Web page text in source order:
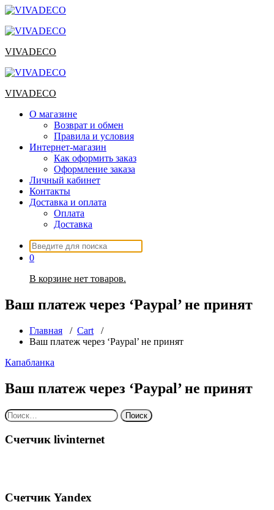
Перейти
содержимому
VIVADECO
VIVADECO
О магазине
Возврат и обмен
Правила и условия
Интернет-магазин
Как оформить заказ
Оформление заказа
Личный кабинет
Контакты
Доставка и оплата
Оплата
Доставка
Искать:
0
В корзине нет товаров.
Ваш платеж через ‘Paypal’ не принят
Главная / Cart /
Ваш платеж через ‘Paypal’ не принят
Капабланка
Ваш платеж через ‘Paypal’ не принят
Найти:
Счетчик livinternet
Счетчик Yandex